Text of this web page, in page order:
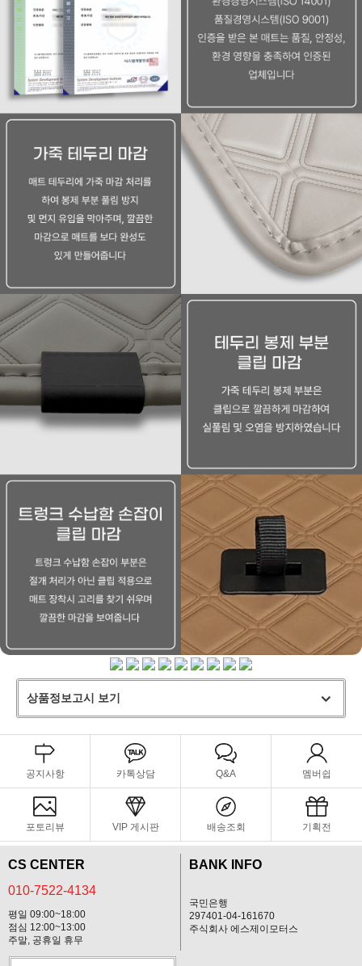
상품정보고시 보기
공지사항 카톡상담 Q&A 멤버쉽
포토리뷰 VIP 게시판 배송조회 기획전
CS CENTER
010-7522-4134
평일 09:00~18:00
점심 12:00~13:00
주말, 공휴일 휴무
BANK INFO
국민은행
297401-04-161670
주식회사 에스제이모터스